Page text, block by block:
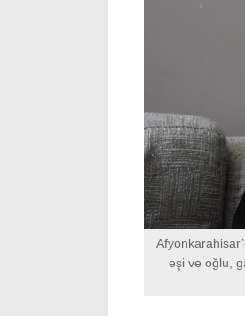
eşi ve oğlu,